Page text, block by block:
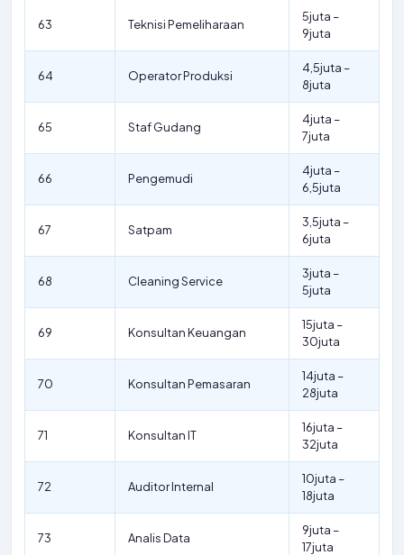
63 Teknisi Pemeliharaan
5juta –
9juta
64 Operator Produksi
4,5juta –
8juta
65 Staf Gudang
4juta –
7juta
66 Pengemudi
4juta –
6,5juta
67 Satpam
3,5juta –
6juta
68 Cleaning Service
3juta –
5juta
69 Konsultan Keuangan
15juta –
30juta
70 Konsultan Pemasaran
14juta –
28juta
71 Konsultan IT
16juta –
32juta
72 Auditor Internal
10juta –
18juta
73 Analis Data
9juta –
17juta